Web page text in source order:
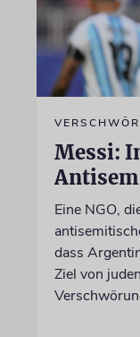
Messi:
Eine NGO,
dass
Ziel von